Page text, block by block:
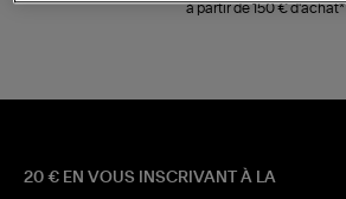
à partir de 150 € d'achat*
20 € EN VOUS INSCRIVANT À LA